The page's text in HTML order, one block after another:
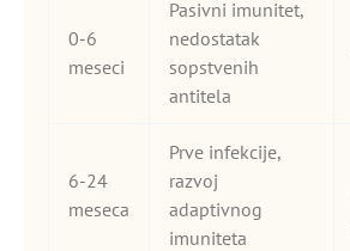
0-6
meseci
Pasivni imunitet,
nedostatak
sopstvenih
antitela
6-24
meseca
Prve infekcije,
razvoj
adaptivnog
imuniteta